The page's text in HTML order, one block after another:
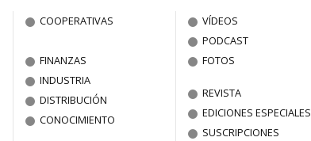
COOPERATIVAS
FINANZAS
INDUSTRIA
DISTRIBUCIÓN
CONOCIMIENTO
VÍDEOS
PODCAST
FOTOS
REVISTA
EDICIONES ESPECIALES
SUSCRIPCIONES